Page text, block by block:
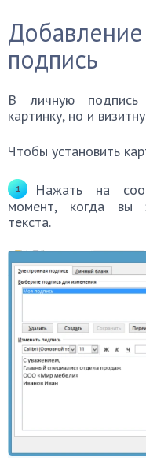
подпись
В личную
картинку, но и
Чтобы установить
Нажать на
момент, когда вы
текста.